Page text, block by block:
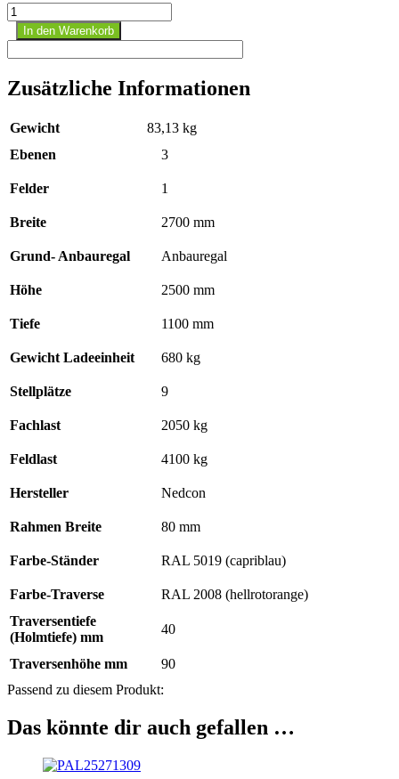
NEDCON
Palettenregal
1
Anbaufeld
Ebenen
2050
kg
H:
mm
In den Warenkorb
Zusätzliche Informationen
Gewicht
83,13 kg
Ebenen
3
Felder 1
Breite 2700 mm
Grund- Anbauregal Anbauregal
Höhe 2500 mm
Tiefe 1100 mm
Gewicht Ladeeinheit 680 kg
Stellplätze 9
Fachlast 2050 kg
Feldlast 4100 kg
Hersteller Nedcon
Rahmen Breite 80 mm
Farbe-Ständer RAL 5019 (capriblau)
Farbe-Traverse
RAL 2008 (hellrotorange)
Traversentiefe
(Holmtiefe) mm
40
Traversenhöhe mm
90
Passend zu diesem Produkt:
Das könnte dir auch gefallen …